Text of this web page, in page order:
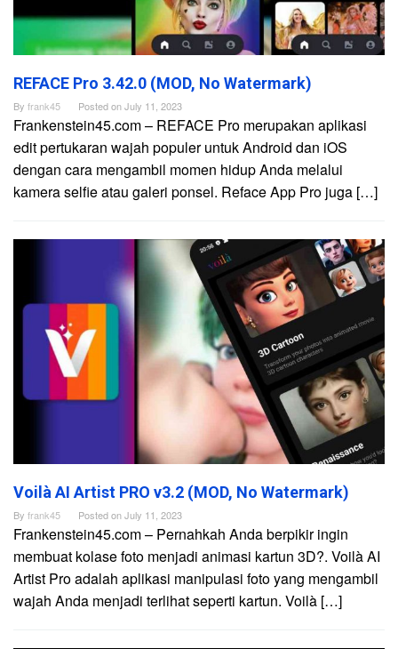
REFACE Pro 3.42.0 (MOD, No Watermark)
By frank45 Posted onJuly 11, 2023
Frankenstein45.com – REFACE Pro merupakan aplikasi
edit pertukaran wajah populer untuk Android dan iOS
dengan cara mengambil momen hidup Anda melalui
kamera selfie atau galeri ponsel. Reface App Pro juga […]
Voilà AI Artist PRO v3.2 (MOD, No Watermark)
By frank45 Posted onJuly 11, 2023
Frankenstein45.com – Pernahkah Anda berpikir ingin
membuat kolase foto menjadi animasi kartun 3D?. Voilà AI
Artist Pro adalah aplikasi manipulasi foto yang mengambil
wajah Anda menjadi terlihat seperti kartun. Voilà […]